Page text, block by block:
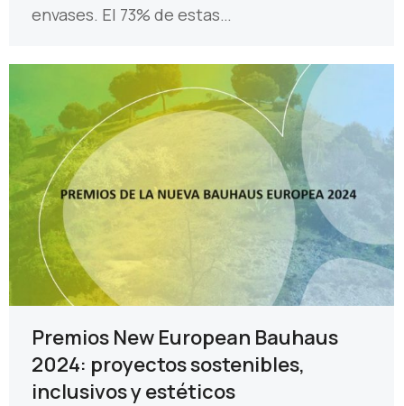
envases. El 73% de estas…
Premios New European Bauhaus
2024: proyectos sostenibles,
inclusivos y estéticos